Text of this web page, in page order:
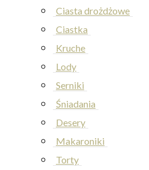
Ciasta drożdżowe
Ciastka
Kruche
Lody
Serniki
Śniadania
Desery
Makaroniki
Torty